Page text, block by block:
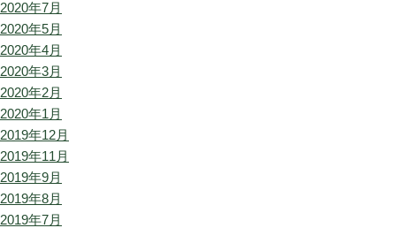
2020年7月
2020年5月
2020年4月
2020年3月
2020年2月
2020年1月
2019年12月
2019年11月
2019年9月
2019年8月
2019年7月